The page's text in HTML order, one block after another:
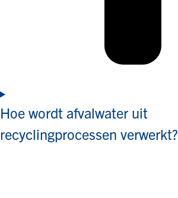
Hoe wordt afvalwater uit
recyclingprocessen verwerkt?